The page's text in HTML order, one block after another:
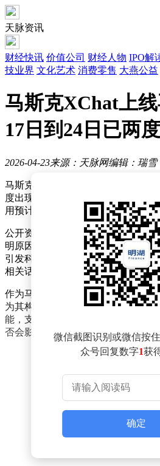
天脉资讯
财经快讯 价值公司 财经人物 IPO解
技业界 文化艺术 消费零售 大燕公益
马斯克XChat上
17日到24日已两
2026-04-23来源：天脉网编辑：瑞雪
马斯克旗下社交平台X的独立通讯
度出现变动。根据苹果应用商店最
用预计上线时间已推迟至4月24日。
公开资料显示，XChat最初计划于4
明原因调整至4月23日。此次是该应
引发科技圈广泛关注。目前官方尚
相关话题已在社交媒体引发讨论。
作为马斯克收购推特后推出的首个
为其构建社交生态的重要一环。该
能，支持跨平台使用，此前已进行
否会影响后续推广计划，仍有待进
微信截图识别或微信按
众号回复数字1获
确定